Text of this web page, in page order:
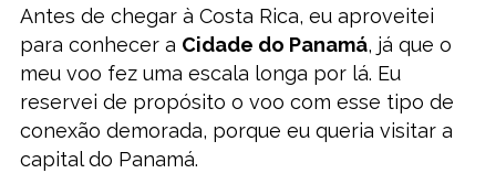
Antes de chegar à Costa Rica, eu aproveitei
para conhecer a Cidade do Panamá, já que o
meu voo fez uma escala longa por lá. Eu
reservei de propósito o voo com esse tipo de
conexão demorada, porque eu queria visitar a
capital do Panamá.